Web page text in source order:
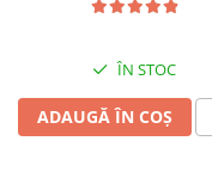
ÎN STOC
ADAUGĂ ÎN COȘ